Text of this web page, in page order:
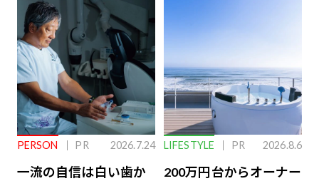
PERSON PR 2026.7.24
一流の自信は白い歯か
LIFESTYLE PR 2026.8.6
200万円台からオーナー